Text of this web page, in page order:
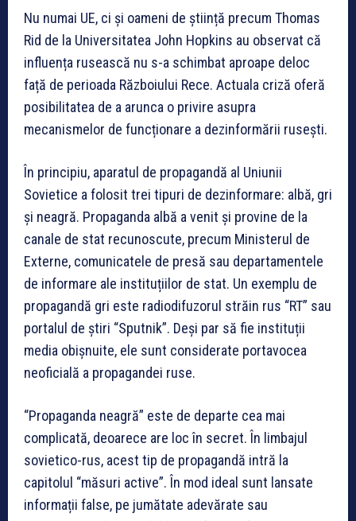
Nu numai UE, ci și oameni de știință precum Thomas
Rid de la Universitatea John Hopkins au observat că
influența rusească nu s-a schimbat aproape deloc
față de perioada Războiului Rece. Actuala criză oferă
posibilitatea de a arunca o privire asupra
mecanismelor de funcționare a dezinformării rusești.
În principiu, aparatul de propagandă al Uniunii
Sovietice a folosit trei tipuri de dezinformare: albă, gri
și neagră. Propaganda albă a venit și provine de la
canale de stat recunoscute, precum Ministerul de
Externe, comunicatele de presă sau departamentele
de informare ale instituțiilor de stat. Un exemplu de
propagandă gri este radiodifuzorul străin rus “RT” sau
portalul de știri “Sputnik”. Deși par să fie instituții
media obișnuite, ele sunt considerate portavocea
neoficială a propagandei ruse.
“Propaganda neagră” este de departe cea mai
complicată, deoarece are loc în secret. În limbajul
sovietico-rus, acest tip de propagandă intră la
capitolul “măsuri active”. În mod ideal sunt lansate
informații false, pe jumătate adevărate sau